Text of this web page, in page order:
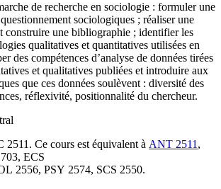
de recherche en sociologie : formuler une
sociologiques ; réaliser une
construire une bibliographie ; identifier les
qualitatives et quantitatives utilisées en
des compétences d’analyse de données tirées
et qualitatives publiées et introduire aux
que ces données soulèvent : diversité des
réflexivité, positionnalité du chercheur.
2511. Ce cours est équivalent à ANT 2511,
ECS
2556, PSY 2574, SCS 2550.